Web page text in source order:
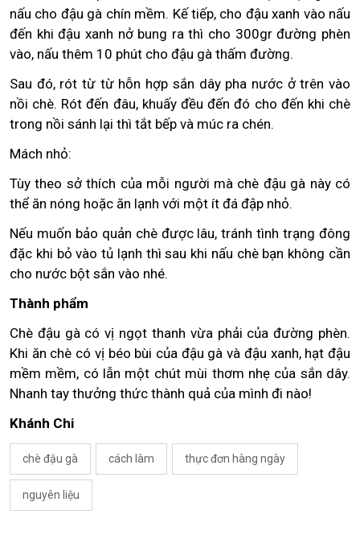
nấu cho đậu gà chín mềm. Kế tiếp, cho đậu xanh vào nấu
đến khi đậu xanh nở bung ra thì cho 300gr đường phèn
vào, nấu thêm 10 phút cho đậu gà thấm đường.
Sau đó, rót từ từ hỗn hợp sắn dây pha nước ở trên vào
nồi chè. Rót đến đâu, khuấy đều đến đó cho đến khi chè
trong nồi sánh lại thì tắt bếp và múc ra chén.
Mách nhỏ:
Tùy theo sở thích của mỗi người mà chè đậu gà này có
thể ăn nóng hoặc ăn lạnh với một ít đá đập nhỏ.
Nếu muốn bảo quản chè được lâu, tránh tình trạng đông
đặc khi bỏ vào tủ lạnh thì sau khi nấu chè bạn không cần
cho nước bột sắn vào nhé.
Thành phẩm
Chè đậu gà có vị ngọt thanh vừa phải của đường phèn.
Khi ăn chè có vị béo bùi của đậu gà và đậu xanh, hạt đậu
mềm mềm, có lẫn một chút mùi thơm nhẹ của sắn dây.
Nhanh tay thưởng thức thành quả của mình đi nào!
Khánh Chi
chè đậu gà cách làm thực đơn hàng ngày
nguyên liệu